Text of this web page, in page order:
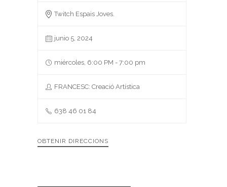
Twitch Espais Joves.
junio 5, 2024
miércoles, 6:00 PM - 7:00 pm
FRANCESC: Creació Artística
638 46 01 84
OBTENIR DIRECCIONS